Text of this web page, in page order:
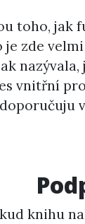
toho, jak
zde
vnitřní
knihu